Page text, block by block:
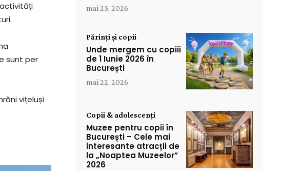
sunt per
vițeluși
mai 25, 2026
Părinți și copii
Unde mergem cu copiii
de 1 Iunie 2026 în
București
mai 22, 2026
Copii & adolescenți
Muzee pentru copii în
București – Cele mai
interesante atracții de
la „Noaptea Muzeelor”
2026